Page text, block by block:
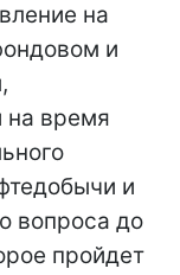
на
и
на время
и
вопроса до
пройдет